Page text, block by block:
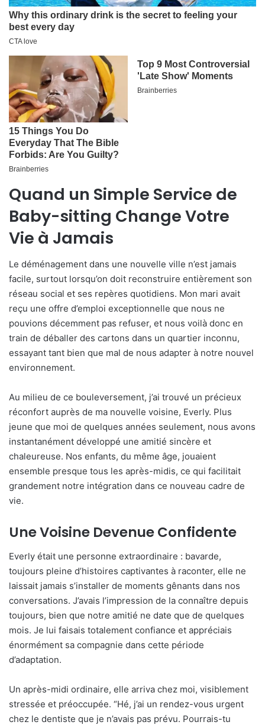
Quand un Simple Service de
Baby-sitting Change Votre
Vie à Jamais
Le déménagement dans une nouvelle ville n’est jamais
facile, surtout lorsqu’on doit reconstruire entièrement son
réseau social et ses repères quotidiens. Mon mari avait
reçu une offre d’emploi exceptionnelle que nous ne
pouvions décemment pas refuser, et nous voilà donc en
train de déballer des cartons dans un quartier inconnu,
essayant tant bien que mal de nous adapter à notre nouvel
environnement.
Au milieu de ce bouleversement, j’ai trouvé un précieux
réconfort auprès de ma nouvelle voisine, Everly. Plus
jeune que moi de quelques années seulement, nous avons
instantanément développé une amitié sincère et
chaleureuse. Nos enfants, du même âge, jouaient
ensemble presque tous les après-midis, ce qui facilitait
grandement notre intégration dans ce nouveau cadre de
vie.
Une Voisine Devenue Confidente
Everly était une personne extraordinaire : bavarde,
toujours pleine d’histoires captivantes à raconter, elle ne
laissait jamais s’installer de moments gênants dans nos
conversations. J’avais l’impression de la connaître depuis
toujours, bien que notre amitié ne date que de quelques
mois. Je lui faisais totalement confiance et appréciais
énormément sa compagnie dans cette période
d’adaptation.
Un après-midi ordinaire, elle arriva chez moi, visiblement
stressée et préoccupée. “Hé, j’ai un rendez-vous urgent
chez le dentiste que je n’avais pas prévu. Pourrais-tu